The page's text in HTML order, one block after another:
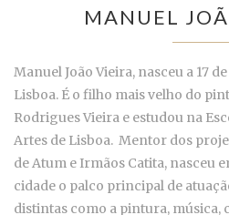
MANUEL
Manuel João Vieira, nasceu a 17
Lisboa. É o filho mais velho do
Rodrigues Vieira e estudou na
Artes de Lisboa. Mentor dos
de Atum e Irmãos Catita, nasceu
cidade o palco principal de
distintas como a pintura, música,